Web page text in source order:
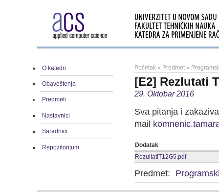
O katedri
Obaveštenja
Predmeti
Nastavnici
Saradnici
Repozitorijum
Početak » Predmet »
[E2] Rezlutati
29. Oktobar 2016
Sva pitanja i
mail
Dodatak
RezultatiT12G5.pdf
Predmet: